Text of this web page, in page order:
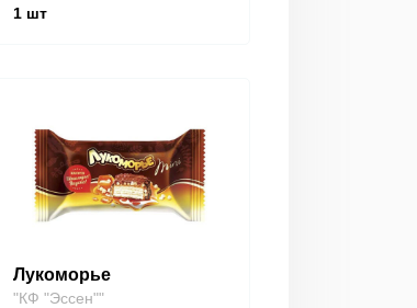
1шт
Лукоморье
"КФ "Эссен""